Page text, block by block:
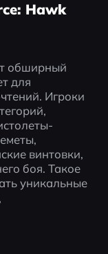
Hawk
обширный
для
Игроки
винтовки,
боя. Такое
уникальные